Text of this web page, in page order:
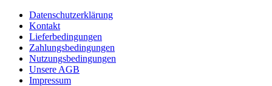
Datenschutzerklärung
Kontakt
Lieferbedingungen
Zahlungsbedingungen
Nutzungsbedingungen
Unsere AGB
Impressum